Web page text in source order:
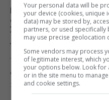
На «UA: Культура»
фільму «Наодинці»
Хливнюка
Telekritika
Фільм розповідає про те,
пропаганді та війні.
Your personal data will be
your device (cookies, unique
data) may be stored by,
partners, or used specifically
may use precise geolocation
Some vendors may process
of legitimate interest, which
your options below. Look for
or in the site menu to
and cookie settings.